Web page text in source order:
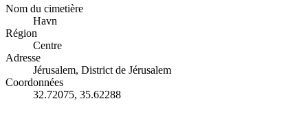
Nom du cimetière
Havn
Région
Centre
Adresse
Jérusalem, District de Jérusalem
Coordonnées
32.72075, 35.62288